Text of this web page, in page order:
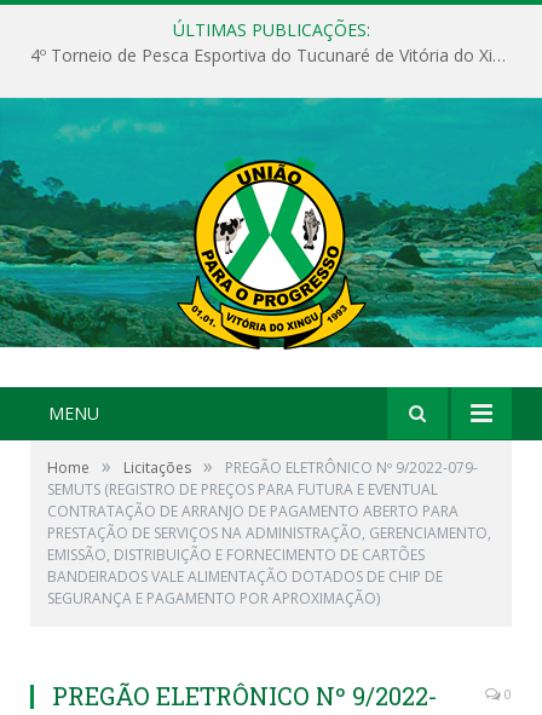
ÚLTIMAS PUBLICAÇÕES:
4º Torneio de Pesca Esportiva do Tucunaré de Vitória do Xingu
MENU
Home » Licitações »
PREGÃO ELETRÔNICO Nº 9/2022-079-
SEMUTS (REGISTRO DE PREÇOS PARA FUTURA E EVENTUAL
CONTRATAÇÃO DE ARRANJO DE PAGAMENTO ABERTO PARA
PRESTAÇÃO DE SERVIÇOS NA ADMINISTRAÇÃO, GERENCIAMENTO,
EMISSÃO, DISTRIBUIÇÃO E FORNECIMENTO DE CARTÕES
BANDEIRADOS VALE ALIMENTAÇÃO DOTADOS DE CHIP DE
SEGURANÇA E PAGAMENTO POR APROXIMAÇÃO)
PREGÃO ELETRÔNICO Nº 9/2022-
0